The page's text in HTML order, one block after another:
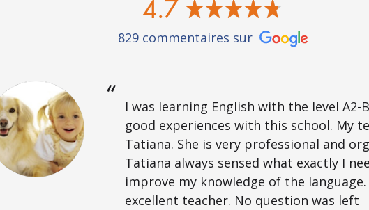
4.7
829 commentaires sur
I was learning English with the level A2-
good experiences with this school. My
Tatiana. She is very professional and
Tatiana always sensed what exactly I
improve my knowledge of the language.
excellent teacher. No question was left